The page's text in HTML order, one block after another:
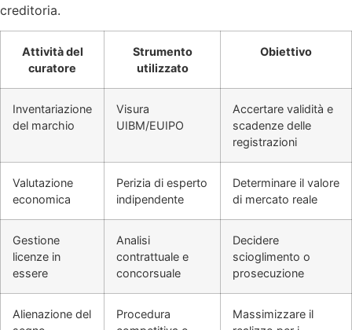
creditoria.
Attività del
curatore
Strumento
utilizzato
Obiettivo
Inventariazione
del marchio
Visura
UIBM/EUIPO
Accertare validità e
scadenze delle
registrazioni
Valutazione
economica
Perizia di esperto
indipendente
Determinare il valore
di mercato reale
Gestione
licenze in
essere
Analisi
contrattuale e
concorsuale
Decidere
scioglimento o
prosecuzione
Alienazione del
Procedura
Massimizzare il